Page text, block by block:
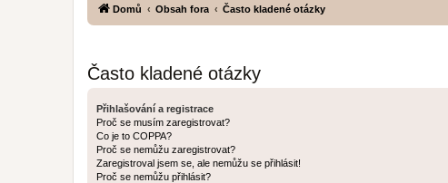
Domů Obsah fora Často kladené otázky
Často kladené otázky
Přihlašování a registrace
Proč se musím zaregistrovat?
Co je to COPPA?
Proč se nemůžu zaregistrovat?
Zaregistroval jsem se, ale nemůžu se přihlásit!
Proč se nemůžu přihlásit?